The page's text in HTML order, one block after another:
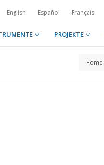
English Español Français
PROJEKTE
Home